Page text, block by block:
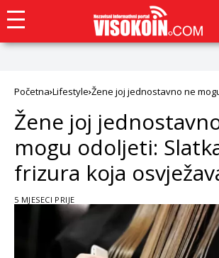
Početna Lifestyle Žene joj jednostavno ne
Žene joj
mogu odoljeti:
frizura koja
5 MJESECI PRIJE